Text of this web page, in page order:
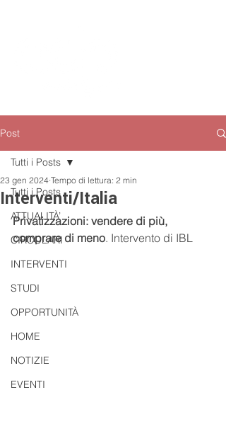
Post
Tutti i Posts
ATTUALITÀ’
CIRCOLARI
INTERVENTI
STUDI
OPPORTUNITÀ
HOME
NOTIZIE
EVENTI
Tutti i Posts
Interventi/Italia
23 gen 2024 Tempo di lettura: 2 min
Privatizzazioni: vendere di più,
comprare di meno. Intervento di IBL